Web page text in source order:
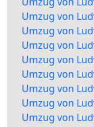
Umzug von
Umzug von
Umzug von
Umzug von
Umzug von
Umzug von
Umzug von
Umzug von